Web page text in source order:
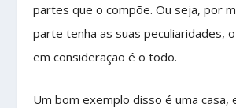
partes que o compõe. Ou seja, por
parte tenha as suas peculiaridades,
em consideração é o todo.
Um bom exemplo disso é uma casa,